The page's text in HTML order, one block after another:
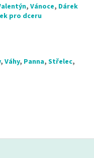
, Vánoce, Dárek
pro dceru
, Váhy, Panna, Střelec,